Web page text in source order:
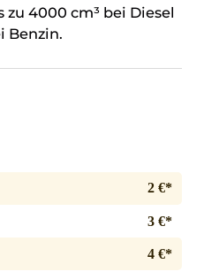
4000 cm³ bei Diesel
Benzin.
2 €*
3 €*
4 €*